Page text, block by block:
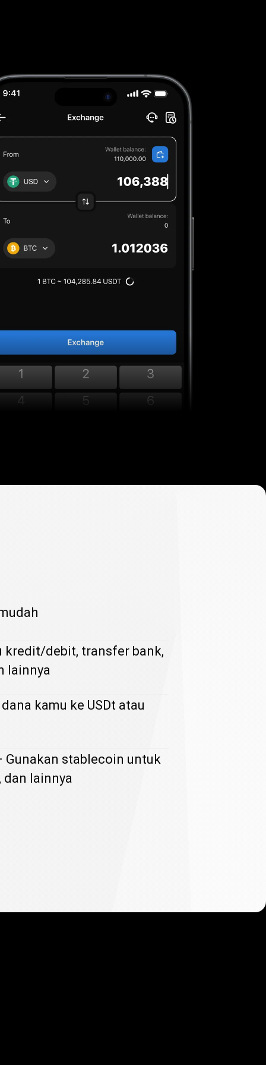
kredit/debit, transfer bank,
lainnya
kamu ke USDt atau
stablecoin untuk
dan lainnya